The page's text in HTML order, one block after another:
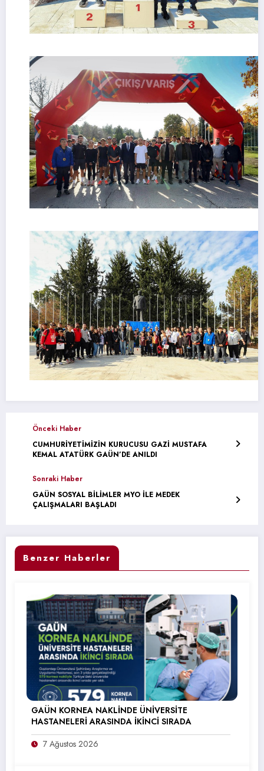
Önceki Haber
CUMHURİYETİMİZİN KURUCUSU GAZİ MUSTAFA
KEMAL ATATÜRK GAÜN’DE ANILDI
Sonraki Haber
GAÜN SOSYAL BİLİMLER MYO İLE MEDEK
ÇALIŞMALARI BAŞLADI
Benzer Haberler
GAÜN KORNEA NAKLİNDE ÜNİVERSİTE
HASTANELERİ ARASINDA İKİNCİ SIRADA
7 Ağustos 2026